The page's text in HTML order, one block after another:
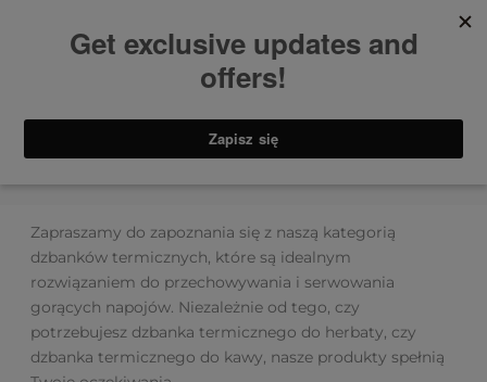
Dzbanki
Zapraszamy do zapoznania się z naszą kategorią
dzbanków termicznych, które są idealnym
rozwiązaniem do przechowywania i serwowania
gorących napojów. Niezależnie od tego, czy
potrzebujesz dzbanka termicznego do herbaty, czy
dzbanka termicznego do kawy, nasze produkty spełnią